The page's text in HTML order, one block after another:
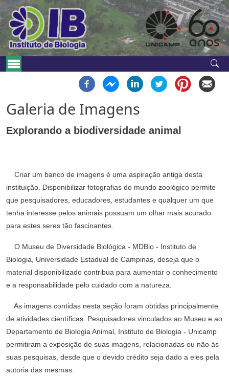
Pular para o conteúdo principal
Navegação principal
Galeria de Imagens
Explorando a biodiversidade animal
Criar um banco de imagens é uma aspiração antiga desta
instituição. Disponibilizar fotografias do mundo zoológico permite
que pesquisadores, educadores, estudantes e qualquer um que
tenha interesse pelos animais possuam um olhar mais acurado
para estes seres tão fascinantes.
O Museu de Diversidade Biológica - MDBio - Instituto de
Biologia, Universidade Estadual de Campinas, deseja que o
material disponibilizado contribua para aumentar o conhecimento
e a responsabilidade pelo cuidado com a natureza.
As imagens contidas nesta seção foram obtidas principalmente
de atividades científicas. Pesquisadores vinculados ao Museu e ao
Departamento de Biologia Animal, Instituto de Biologia - Unicamp
permitiram a exposição de suas imagens, relacionadas ou não às
suas pesquisas, desde que o devido crédito seja dado a eles pela
autoria das mesmas.